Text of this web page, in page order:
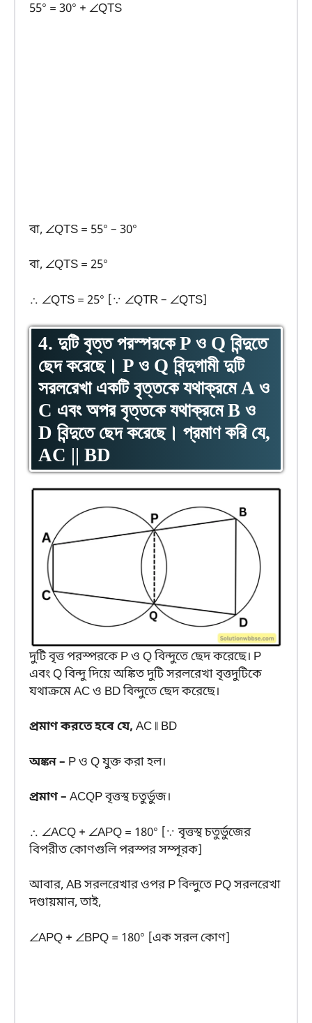
55° = 30° + ∠QTS
বা, ∠QTS = 55° – 30°
বা, ∠QTS = 25°
∴ ∠QTS = 25° [∵ ∠QTR – ∠QTS]
4. দুটি বৃত্ত পরস্পরকে P ও Q বিন্দুতে
ছেদ করেছে। P ও Q বিন্দুগামী দুটি
সরলরেখা একটি বৃত্তকে যথাক্রমে A ও
C এবং অপর বৃত্তকে যথাক্রমে B ও
D বিন্দুতে ছেদ করেছে। প্রমাণ করি যে,
AC || BD
দুটি বৃত্ত পরস্পরকে P ও Q বিন্দুতে ছেদ করেছে। P
এবং Q বিন্দু দিয়ে অঙ্কিত দুটি সরলরেখা বৃত্তদুটিকে
যথাক্রমে AC ও BD বিন্দুতে ছেদ করেছে।
প্রমাণ করতে হবে যে, AC ∥ BD
অঙ্কন – P ও Q যুক্ত করা হল।
প্রমাণ – ACQP বৃত্তস্থ চতুর্ভুজ।
∴ ∠ACQ + ∠APQ = 180° [∵ বৃত্তস্থ চতুর্ভুজের
বিপরীত কোণগুলি পরস্পর সম্পূরক]
আবার, AB সরলরেখার ওপর P বিন্দুতে PQ সরলরেখা
দণ্ডায়মান, তাই,
∠APQ + ∠BPQ = 180° [এক সরল কোণ]